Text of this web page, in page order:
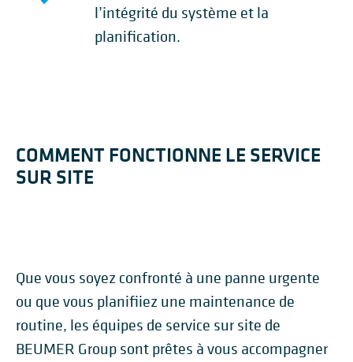
l’intégrité du système et la
planification.
COMMENT FONCTIONNE LE SERVICE
SUR SITE
Que vous soyez confronté à une panne urgente
ou que vous planifiiez une maintenance de
routine, les équipes de service sur site de
BEUMER Group sont prêtes à vous accompagner